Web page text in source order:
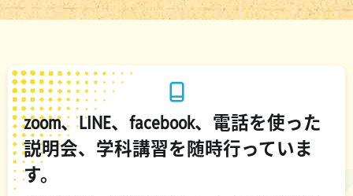
zoom、LINE、facebook、電話を使った
説明会、学科講習を随時行っていま
す。